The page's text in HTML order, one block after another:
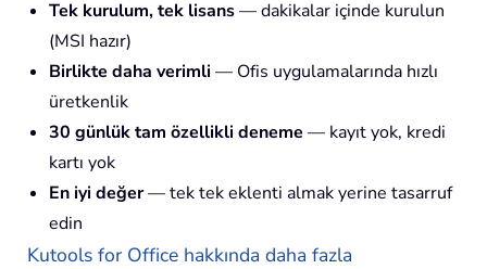
Tek kurulum, tek lisans— dakikalar içinde kurulun
(MSI hazır)
Birlikte daha verimli — Ofis uygulamalarında hızlı
üretkenlik
30 günlük tam özellikli deneme — kayıt yok, kredi
kartı yok
En iyi değer— tek tek eklenti almak yerine tasarruf
edin
Kutools for Office hakkında daha fazla